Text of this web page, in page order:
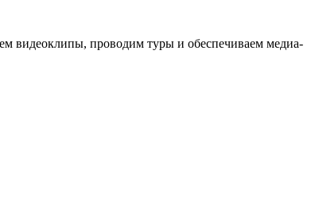
видеоклипы, проводим туры и обеспечиваем медиа-